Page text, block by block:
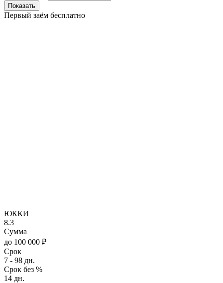
Показать
Первый заём бесплатно
ЮККИ
8.3
Сумма
до 100 000 ₽
Срок
7 - 98 дн.
Срок без %
14 дн.